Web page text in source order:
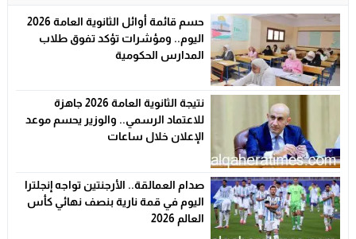
حسم قائمة أوائل الثانوية العامة 2026
اليوم.. ومؤشرات تؤكد تفوق طلاب
المدارس الحكومية
نتيجة الثانوية العامة 2026 جاهزة
للاعتماد الرسمي.. والوزير يحسم موعد
الإعلان خلال ساعات
صدام العمالقة.. الأرجنتين تواجه إنجلترا
اليوم في قمة نارية بنصف نهائي كأس
العالم 2026